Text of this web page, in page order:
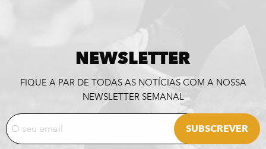
NEWSLETTER
FIQUE A PAR DE TODAS AS NOTÍCIAS COM A NOSSA
NEWSLETTER SEMANAL